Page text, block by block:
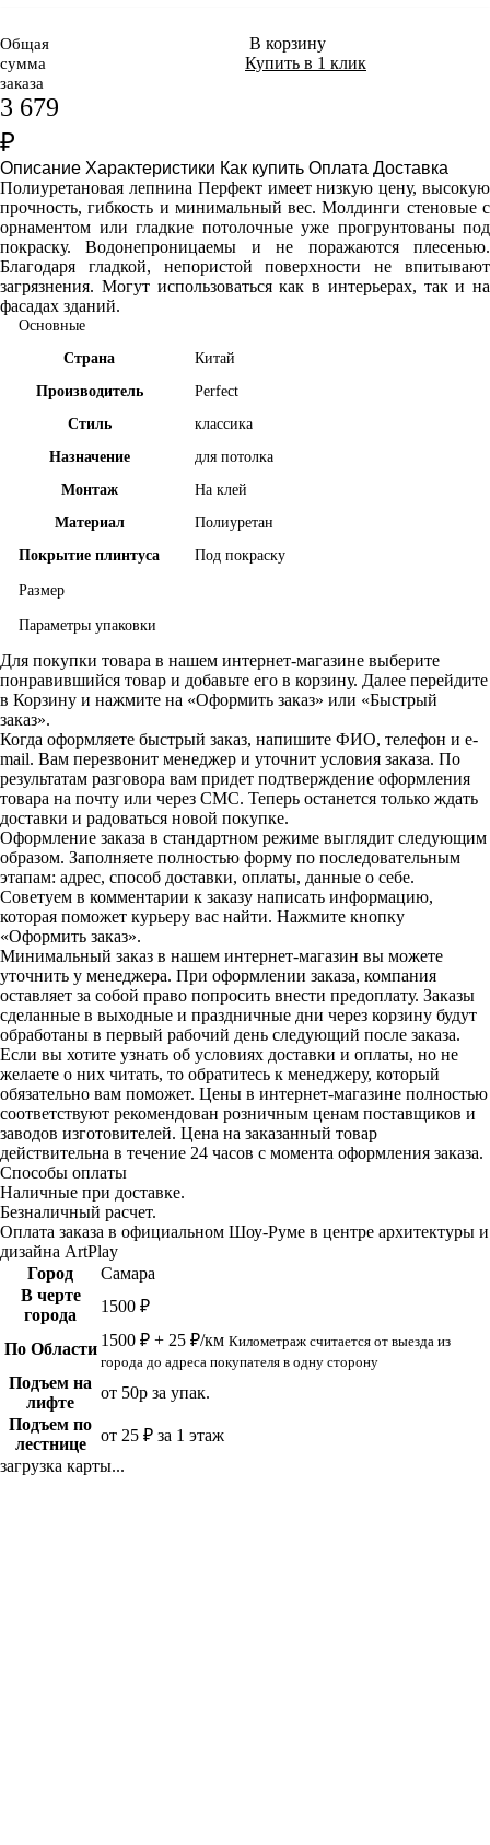
Общая
сумма
заказа
3 679
₽
В корзину
Купить в 1 клик
Описание Характеристики Как купить Оплата Доставка
Полиуретановая лепнина Перфект имеет низкую цену, высокую
прочность, гибкость и минимальный вес. Молдинги стеновые с
орнаментом или гладкие потолочные уже прогрунтованы под
покраску. Водонепроницаемы и не поражаются плесенью.
Благодаря гладкой, непористой поверхности не впитывают
загрязнения. Могут использоваться как в интерьерах, так и на
фасадах зданий.
Основные
Страна
Китай
Производитель
Perfect
Стиль
классика
Назначение
для потолка
Монтаж
На клей
Материал
Полиуретан
Покрытие плинтуса
Под покраску
Размер
Параметры упаковки
Для покупки товара в нашем интернет-магазине выберите
понравившийся товар и добавьте его в корзину. Далее перейдите
в Корзину и нажмите на «Оформить заказ» или «Быстрый
заказ».
Когда оформляете быстрый заказ, напишите ФИО, телефон и e-
mail. Вам перезвонит менеджер и уточнит условия заказа. По
результатам разговора вам придет подтверждение оформления
товара на почту или через СМС. Теперь останется только ждать
доставки и радоваться новой покупке.
Оформление заказа в стандартном режиме выглядит следующим
образом. Заполняете полностью форму по последовательным
этапам: адрес, способ доставки, оплаты, данные о себе.
Советуем в комментарии к заказу написать информацию,
которая поможет курьеру вас найти. Нажмите кнопку
«Оформить заказ».
Минимальный заказ в нашем интернет-магазин вы можете
уточнить у менеджера. При оформлении заказа, компания
оставляет за собой право попросить внести предоплату. Заказы
сделанные в выходные и праздничные дни через корзину будут
обработаны в первый рабочий день следующий после заказа.
Если вы хотите узнать об условиях доставки и оплаты, но не
желаете о них читать, то обратитесь к менеджеру, который
обязательно вам поможет. Цены в интернет-магазине полностью
соответствуют рекомендован розничным ценам поставщиков и
заводов изготовителей. Цена на заказанный товар
действительна в течение 24 часов с момента оформления заказа.
Способы оплаты
Наличные при доставке.
Безналичный расчет.
Оплата заказа в официальном Шоу-Руме в центре архитектуры и
дизайна ArtPlay
Город
Самара
В черте
города
1500 ₽
По Области 1500 ₽ + 25 ₽/км Километраж считается от выезда из
города до адреса покупателя в одну сторону
Подъем на
лифте
от 50р за упак.
Подъем по
лестнице
от 25 ₽ за 1 этаж
загрузка карты...